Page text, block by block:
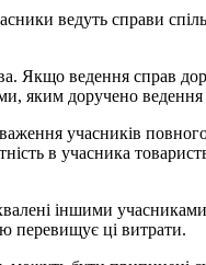
ведуть справи
Якщо ведення справ
яким доручено
учасників
в учасника
іншими
перевищує ці витрати.